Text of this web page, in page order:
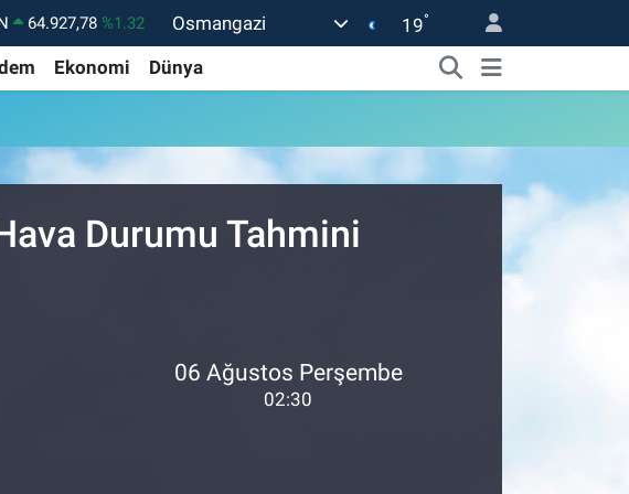
64.927,78 %1.32
47,5971 %0.05
64,2534 %0.22
6527.85 %0.54
13.703 %11
Osmangazi 19°
Ekonomi Dünya
Durumu Tahmini
06 Ağustos Perşembe
02:30